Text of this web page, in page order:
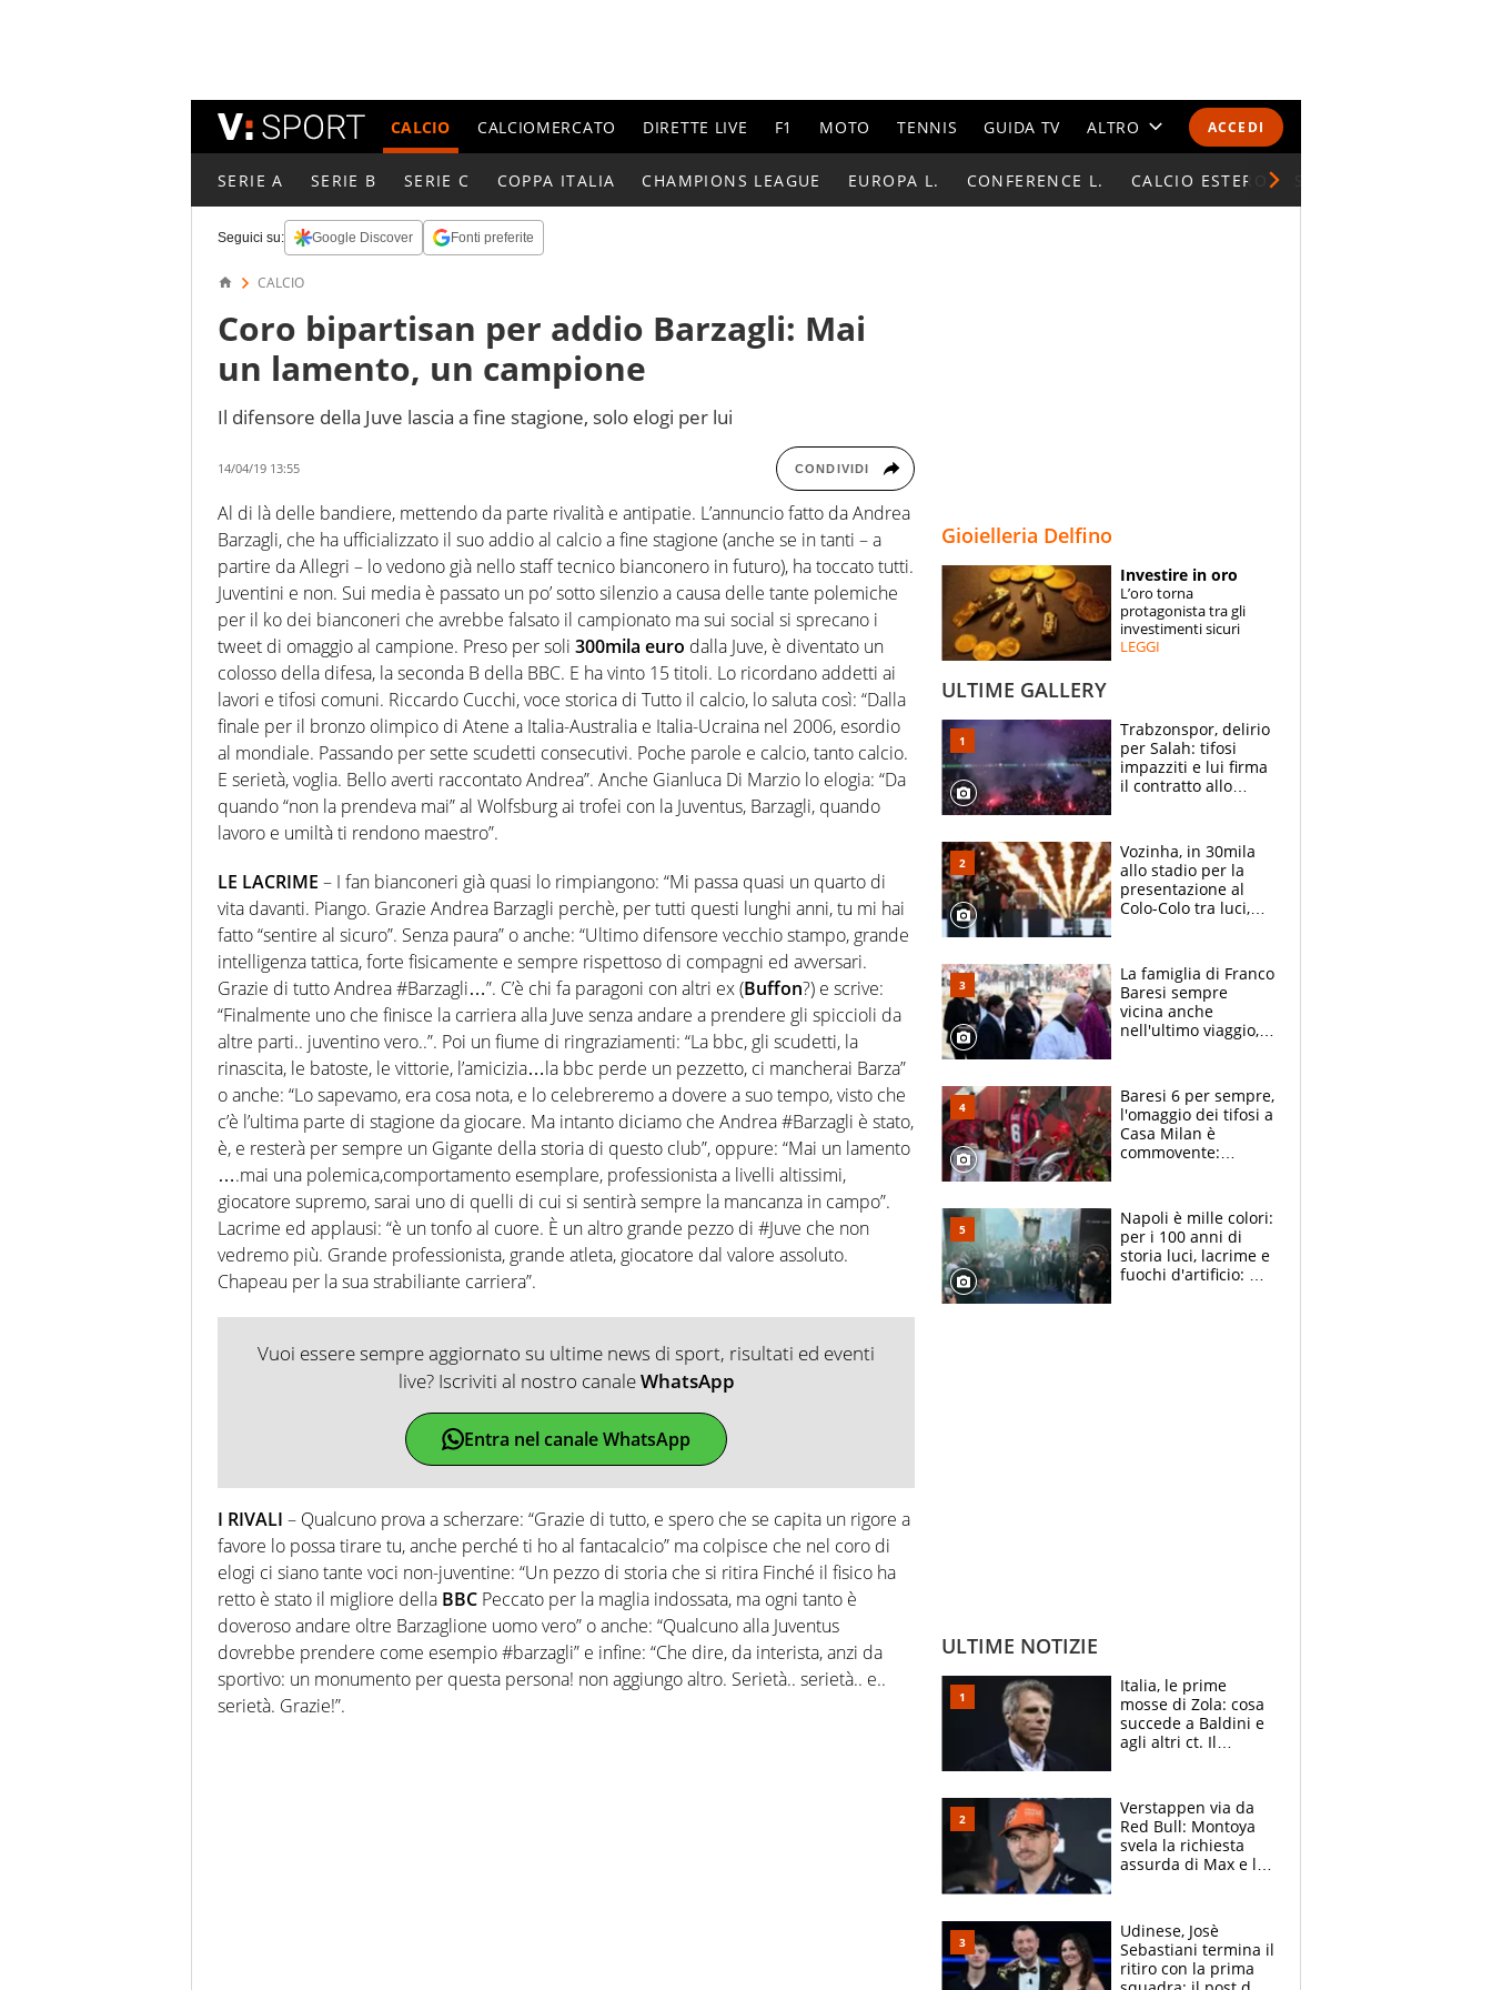
ACCEDI
CALCIO CALCIOMERCATO DIRETTE LIVE F1 MOTO TENNIS GUIDA TV ALTRO
CALENDARI E CLASSIFICHE
ESPERTI
CONTATTI
SERIE A SERIE B SERIE C COPPA ITALIA CHAMPIONS LEAGUE EUROPA L. CONFERENCE L. CALCIO ESTERO
Seguici su: Google Discover Fonti preferite
CALCIO
Coro bipartisan per addio Barzagli: Mai
un lamento, un campione
Il difensore della Juve lascia a fine stagione, solo elogi per lui
14/04/19 13:55 CONDIVIDI
Al di là delle bandiere, mettendo da parte rivalità e antipatie. L’annuncio fatto da Andrea
Barzagli, che ha ufficializzato il suo addio al calcio a fine stagione (anche se in tanti – a
partire da Allegri – lo vedono già nello staff tecnico bianconero in futuro), ha toccato tutti.
Juventini e non. Sui media è passato un po’ sotto silenzio a causa delle tante polemiche
per il ko dei bianconeri che avrebbe falsato il campionato ma sui social si sprecano i
tweet di omaggio al campione. Preso per soli 300mila euro dalla Juve, è diventato un
colosso della difesa, la seconda B della BBC. E ha vinto 15 titoli. Lo ricordano addetti ai
lavori e tifosi comuni. Riccardo Cucchi, voce storica di Tutto il calcio, lo saluta così: “Dalla
finale per il bronzo olimpico di Atene a Italia-Australia e Italia-Ucraina nel 2006, esordio
al mondiale. Passando per sette scudetti consecutivi. Poche parole e calcio, tanto calcio.
E serietà, voglia. Bello averti raccontato Andrea”. Anche Gianluca Di Marzio lo elogia: “Da
quando “non la prendeva mai” al Wolfsburg ai trofei con la Juventus, Barzagli, quando
lavoro e umiltà ti rendono maestro”.
LE LACRIME – I fan bianconeri già quasi lo rimpiangono: “Mi passa quasi un quarto di
vita davanti. Piango. Grazie Andrea Barzagli perchè, per tutti questi lunghi anni, tu mi hai
fatto “sentire al sicuro”. Senza paura” o anche: “Ultimo difensore vecchio stampo, grande
intelligenza tattica, forte fisicamente e sempre rispettoso di compagni ed avversari.
Grazie di tutto Andrea #Barzagli…”. C’è chi fa paragoni con altri ex (Buffon?) e scrive:
“Finalmente uno che finisce la carriera alla Juve senza andare a prendere gli spiccioli da
altre parti.. juventino vero..”. Poi un fiume di ringraziamenti: “La bbc, gli scudetti, la
rinascita, le batoste, le vittorie, l’amicizia…la bbc perde un pezzetto, ci mancherai Barza”
o anche: “Lo sapevamo, era cosa nota, e lo celebreremo a dovere a suo tempo, visto che
c’è l’ultima parte di stagione da giocare. Ma intanto diciamo che Andrea #Barzagli è stato,
è, e resterà per sempre un Gigante della storia di questo club”, oppure: “Mai un lamento
….mai una polemica,comportamento esemplare, professionista a livelli altissimi,
giocatore supremo, sarai uno di quelli di cui si sentirà sempre la mancanza in campo”.
Lacrime ed applausi: “è un tonfo al cuore. È un altro grande pezzo di #Juve che non
vedremo più. Grande professionista, grande atleta, giocatore dal valore assoluto.
Chapeau per la sua strabiliante carriera”.
Vuoi essere sempre aggiornato su ultime news di sport, risultati ed eventi
live? Iscriviti al nostro canaleWhatsApp
Entra nel canale WhatsApp
I RIVALI – Qualcuno prova a scherzare: “Grazie di tutto, e spero che se capita un rigore a
favore lo possa tirare tu, anche perché ti ho al fantacalcio” ma colpisce che nel coro di
elogi ci siano tante voci non-juventine: “Un pezzo di storia che si ritira Finché il fisico ha
retto è stato il migliore della BBC Peccato per la maglia indossata, ma ogni tanto è
doveroso andare oltre Barzaglione uomo vero” o anche: “Qualcuno alla Juventus
dovrebbe prendere come esempio #barzagli” e infine: “Che dire, da interista, anzi da
sportivo: un monumento per questa persona! non aggiungo altro. Serietà.. serietà.. e..
serietà. Grazie!”.
Gioielleria Delfino
Investire in oro
L’oro torna
protagonista tra gli
investimenti sicuri
LEGGI
ULTIME GALLERY
Trabzonspor, delirio
per Salah: tifosi
impazziti e lui firma
il contratto allo
Vozinha, in 30mila
allo stadio per la
presentazione al
Colo-Colo tra luci,
La famiglia di Franco
Baresi sempre
vicina anche
nell'ultimo viaggio,
circondati
dall'affetto dei tifosi
Baresi 6 per sempre,
l'omaggio dei tifosi a
Casa Milan è
commovente:
bigliettini
Napoli è mille colori:
per i 100 anni di
storia luci, lacrime e
fuochi d'artificio: De
ULTIME NOTIZIE
Italia, le prime
mosse di Zola: cosa
succede a Baldini e
agli altri ct. Il
azzurri
Verstappen via da
Red Bull: Montoya
svela la richiesta
assurda di Max e lo
McLaren siano
meglio?”
Udinese, Josè
Sebastiani termina il
ritiro con la prima